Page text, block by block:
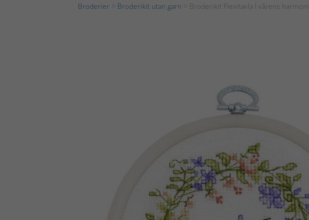
Broderier Broderikit utan garn > Broderikit Flexitavla I vårens harmoni